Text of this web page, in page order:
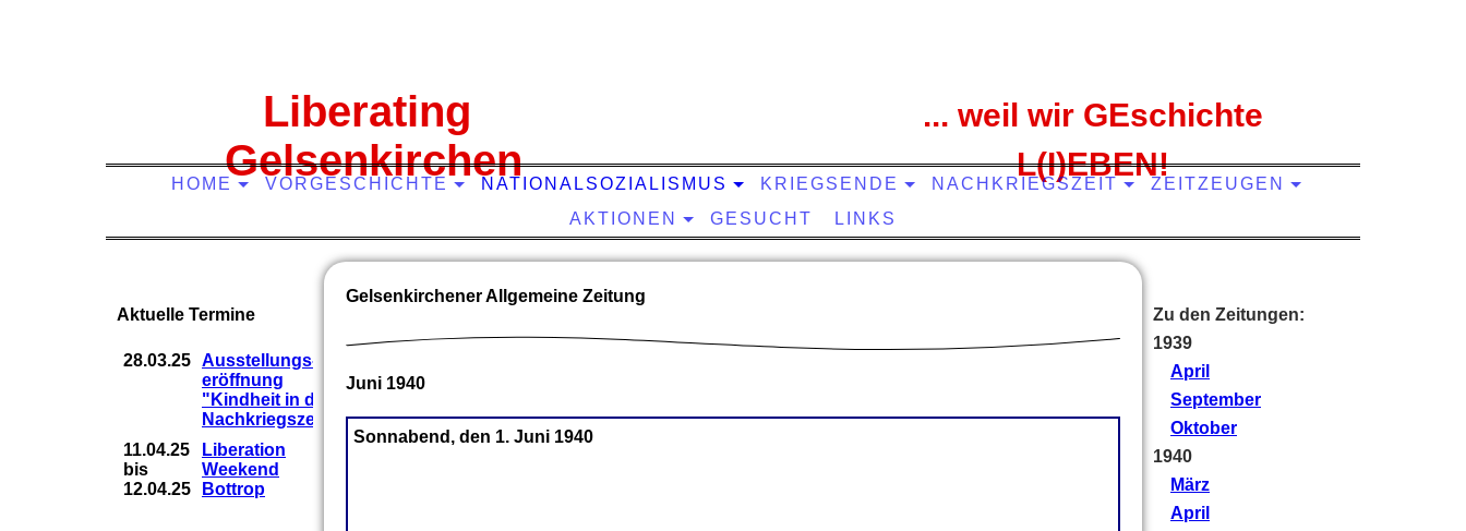
Liberating
Gelsenkirchen
... weil wir GEschichte
L(I)EBEN!
HOME VORGESCHICHTE NATIONALSOZIALISMUS KRIEGSENDE NACHKRIEGSZEIT
ZEITZEUGEN
AKTIONEN
GESUCHT LINKS
Gelsenkirchener Allgemeine Zeitung
Juni 1940
Sonnabend, den 1. Juni 1940
Aktuelle Termine
28.03.25 Ausstellungs-
eröffnung
"Kindheit in der
Nachkriegszeit"
11.04.25
bis
12.04.25
Liberation
Weekend
Bottrop
Zu den Zeitungen:
1939
April
September
Oktober
1940
März
April